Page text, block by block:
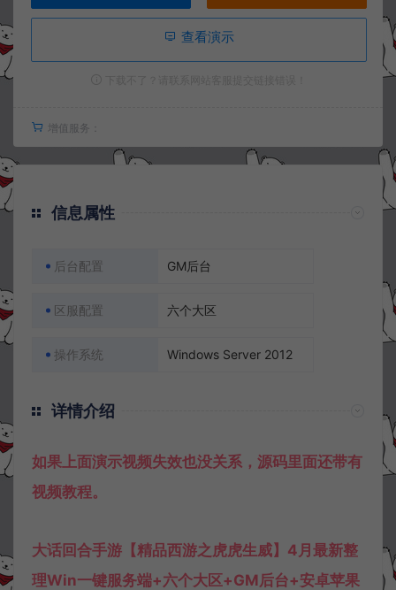
查看演示
增值服务：
信息属性
后台配置 GM后台
区服配置 六个大区
操作系统 Windows Server 2012
详情介绍
如果上面演示视频失效也没关系，源码里面还带有
视频教程。
大话回合手游【精品西游之虎虎生威】4月最新整
理Win一键服务端+六个大区+GM后台+安卓苹果